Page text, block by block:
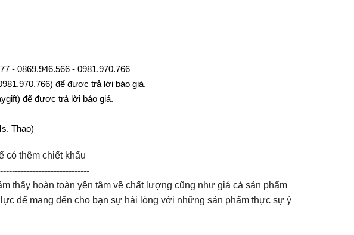
- 0869.946.566 - 0981.970.766
để được trả lời báo giá.
để được trả lời báo giá.
Thao)
có thêm chiết khấu
thấy hoàn toàn yên tâm về chất lượng cũng như giá cả sản phẩm
để mang đến cho bạn sự hài lòng với những sản phẩm thực sự ý